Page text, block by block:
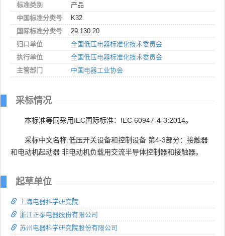
标准类别
产品
中国标准分类号
K32
国际标准分类号
29.130.20
归口单位
全国低压电器标准化技术委员会
执行单位
全国低压电器标准化技术委员会
主管部门
中国电器工业协会
采标情况
本标准等同采用IEC国际标准：IEC 60947-4-3:2014。
采标中文名称:低压开关设备和控制设备 第4-3部分：接触器
和电动机起动器 非电动机负载用交流半导体控制器和接触器。
起草单位
上海电器科学研究院
浙江正泰电器股份有限公司
苏州电器科学研究院股份有限公司